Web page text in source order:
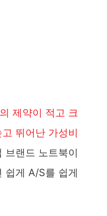
제약이 적고 크
뛰어난 가성비
브랜드 노트북이
쉽게 A/S를 쉽게